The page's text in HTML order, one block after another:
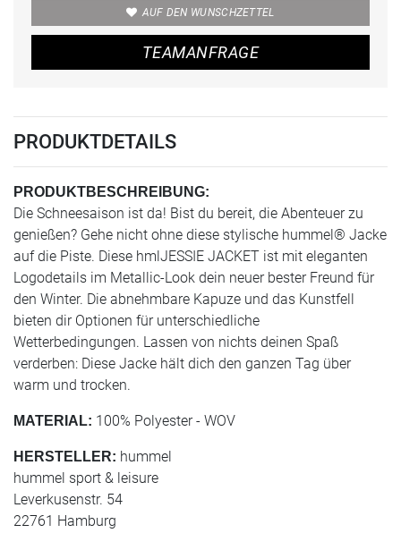
AUF DEN WUNSCHZETTEL
TEAMANFRAGE
PRODUKTDETAILS
PRODUKTBESCHREIBUNG:
Die Schneesaison ist da! Bist du bereit, die Abenteuer zu
genießen? Gehe nicht ohne diese stylische hummel® Jacke
auf die Piste. Diese hmlJESSIE JACKET ist mit eleganten
Logodetails im Metallic-Look dein neuer bester Freund für
den Winter. Die abnehmbare Kapuze und das Kunstfell
bieten dir Optionen für unterschiedliche
Wetterbedingungen. Lassen von nichts deinen Spaß
verderben: Diese Jacke hält dich den ganzen Tag über
warm und trocken.
MATERIAL: 100% Polyester - WOV
HERSTELLER: hummel
hummel sport & leisure
Leverkusenstr. 54
22761 Hamburg